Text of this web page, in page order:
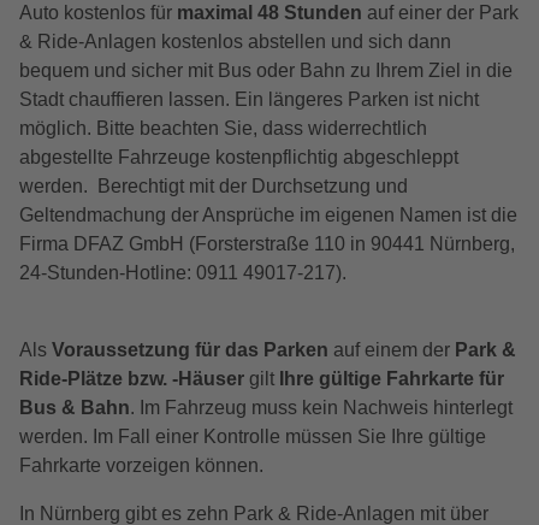
Auto kostenlos für maximal 48 Stunden auf einer der Park
& Ride-Anlagen kostenlos abstellen und sich dann
bequem und sicher mit Bus oder Bahn zu Ihrem Ziel in die
Stadt chauffieren lassen. Ein längeres Parken ist nicht
möglich. Bitte beachten Sie, dass widerrechtlich
abgestellte Fahrzeuge kostenpflichtig abgeschleppt
werden. Berechtigt mit der Durchsetzung und
Geltendmachung der Ansprüche im eigenen Namen ist die
Firma DFAZ GmbH (Forsterstraße 110 in 90441 Nürnberg,
24-Stunden-Hotline: 0911 49017-217).
Als Voraussetzung für das Parken auf einem der Park &
Ride-Plätze bzw. -Häuser gilt
Ihre gültige Fahrkarte für
Bus & Bahn. Im Fahrzeug muss kein Nachweis hinterlegt
werden. Im Fall einer Kontrolle müssen Sie Ihre gültige
Fahrkarte vorzeigen können.
In Nürnberg gibt es zehn Park & Ride-Anlagen mit über